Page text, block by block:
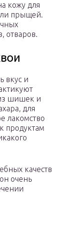
кожу для
прыщей.
отваров.
вкус и
шишек и
для
лакомство
продуктам
качеств
очень